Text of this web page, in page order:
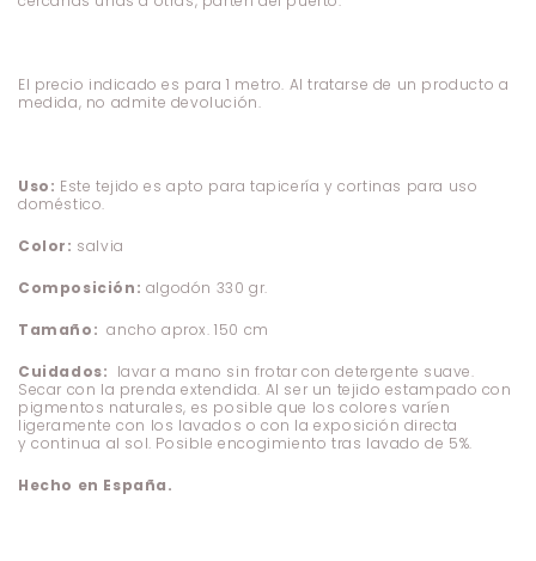
El precio indicado es para 1 metro. Al tratarse de un producto a
medida, no admite devolución.
Uso: Este tejido es apto para tapicería y cortinas para uso
doméstico.
Color: salvia
Composición: algodón 330 gr.
Tamaño:ancho aprox. 150 cm
Cuidados: lavar a mano sin frotar con detergente suave.
Secar con la prenda extendida. Al ser un tejido estampado con
pigmentos naturales, es posible que los colores varíen
ligeramente con los lavados o con la exposición directa
y continua al sol. Posible encogimiento tras lavado de 5%.
Hecho en España.